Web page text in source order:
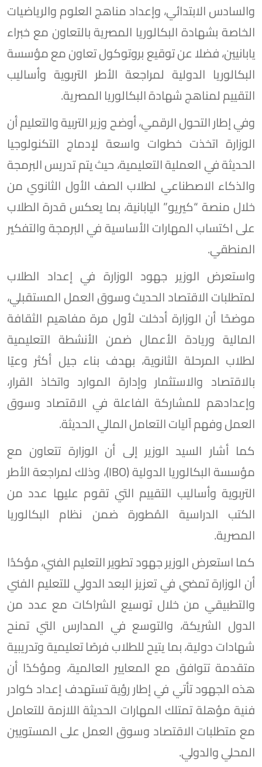
والسادس الابتدائي، وإعداد مناهج العلوم والرياضيات
الخاصة بشهادة البكالوريا المصرية بالتعاون مع خبراء
يابانيين، فضلا عن توقيع بروتوكول تعاون مع مؤسسة
البكالوريا الدولية لمراجعة الأطر التربوية وأساليب
التقييم لمناهج شهادة البكالوريا المصرية.
وفي إطار التحول الرقمي، أوضح وزير التربية والتعليم أن
الوزارة اتخذت خطوات واسعة لإدماج التكنولوجيا
الحديثة في العملية التعليمية، حيث يتم تدريس البرمجة
والذكاء الاصطناعي لطلاب الصف الأول الثانوي من
خلال منصة “كيريو” اليابانية، بما يعكس قدرة الطلاب
على اكتساب المهارات الأساسية في البرمجة والتفكير
المنطقي.
واستعرض الوزير جهود الوزارة في إعداد الطلاب
لمتطلبات الاقتصاد الحديث وسوق العمل المستقبلي،
موضحًا أن الوزارة أدخلت لأول مرة مفاهيم الثقافة
المالية وريادة الأعمال ضمن الأنشطة التعليمية
لطلاب المرحلة الثانوية، بهدف بناء جيل أكثر وعيًا
بالاقتصاد والاستثمار وإدارة الموارد واتخاذ القرار،
وإعدادهم للمشاركة الفاعلة في الاقتصاد وسوق
العمل وفهم آليات التعامل المالي الحديثة.
كما أشار السيد الوزير إلى أن الوزارة تتعاون مع
مؤسسة البكالوريا الدولية (IBO)، وذلك لمراجعة الأطر
التربوية وأساليب التقييم التي تقوم عليها عدد من
الكتب الدراسية المُطورة ضمن نظام البكالوريا
المصرية.
كما استعرض الوزير جهود تطوير التعليم الفني، مؤكدُا
أن الوزارة تمضي في تعزيز البعد الدولي للتعليم الفني
والتطبيقي من خلال توسيع الشراكات مع عدد من
الدول الشريكة، والتوسع في المدارس التي تمنح
شهادات دولية، بما يتيح للطلاب فرصًا تعليمية وتدريبية
متقدمة تتوافق مع المعايير العالمية، ومؤكدًا أن
هذه الجهود تأتي في إطار رؤية تستهدف إعداد كوادر
فنية مؤهلة تمتلك المهارات الحديثة اللازمة للتعامل
مع متطلبات الاقتصاد وسوق العمل على المستويين
المحلي والدولي.